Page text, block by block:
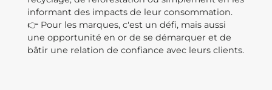
informant des impacts de leur consommation.
👉 Pour les marques, c'est un défi, mais aussi
une opportunité en or de se démarquer et de
bâtir une relation de confiance avec leurs clients.